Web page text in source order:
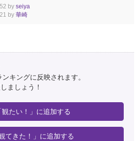
by seiya
by 華崎
キングに反映されます。
ましょう！
観たい！」に追加する
観てきた！」に追加する